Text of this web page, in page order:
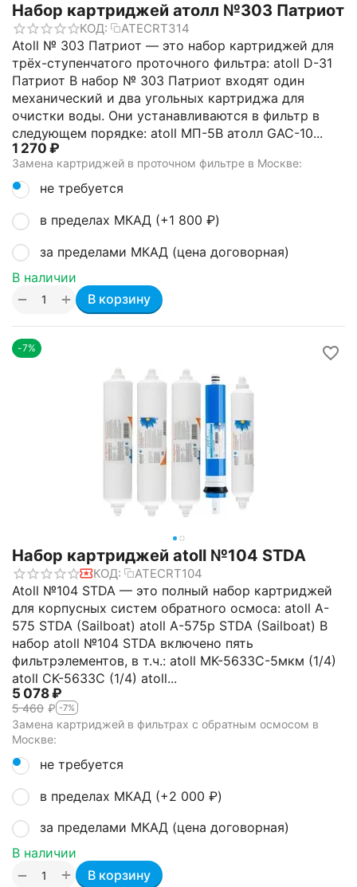
Набор картриджей атолл №303 Патриот
КОД: ATECRT314
Atoll № 303 Патриот — это набор картриджей для
трёх-ступенчатого проточного фильтра: atoll D-31
Патриот В набор № 303 Патриот входят один
механический и два угольных картриджа для
очистки воды. Они устанавливаются в фильтр в
следующем порядке: atoll МП-5В атолл GAC-10...
1 270 ₽
Замена картриджей в проточном фильтре в Москве:
не требуется
в пределах МКАД (+1 800 ₽)
за пределами МКАД (цена договорная)
В наличии
+
− В корзину
-7%
Набор картриджей atoll №104 STDA
КОД: ATECRT104
Atoll №104 STDA — это полный набор картриджей
для корпусных систем обратного осмоса: atoll A-
575 STDA (Sailboat) atoll A-575p STDA (Sailboat) В
набор atoll №104 STDA включено пять
фильтрэлементов, в т.ч.: atoll MK-5633C-5мкм (1/4)
atoll CK-5633C (1/4) atoll...
5 078 ₽
5 460 ₽ -7%
Замена картриджей в фильтрах с обратным осмосом в
Москве:
не требуется
в пределах МКАД (+2 000 ₽)
за пределами МКАД (цена договорная)
В наличии
+
− В корзину